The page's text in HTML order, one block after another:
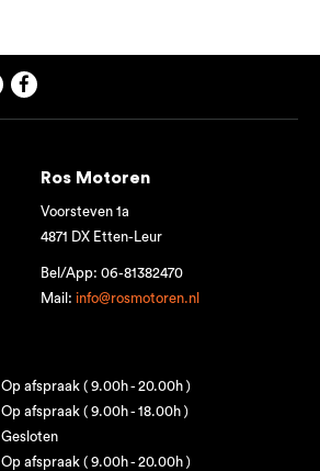

Ros Motoren
Voorsteven 1a
4871 DX Etten-Leur
Bel/App: 06-81382470
Mail: info@rosmotoren.nl
Op afspraak ( 9.00h - 20.00h )
Op afspraak ( 9.00h - 18.00h )
Gesloten
Op afspraak ( 9.00h - 20.00h )